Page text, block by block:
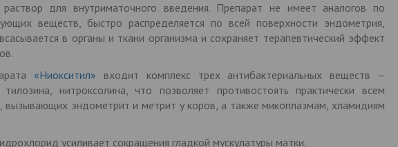
для внутриматочного введения. Препарат не имеет аналогов по
веществ, быстро распределяется по всей поверхности эндометрия,
в органы и ткани организма и сохраняет терапевтический эффект
«Ниокситил» входит комплекс трех антибактериальных веществ –
тилозина, нитроксолина, что позволяет противостоять практически всем
вызывающих эндометрит и метрит у коров, а также микоплазмам, хламидиям
усиливает сокращения гладкой мускулатуры матки.